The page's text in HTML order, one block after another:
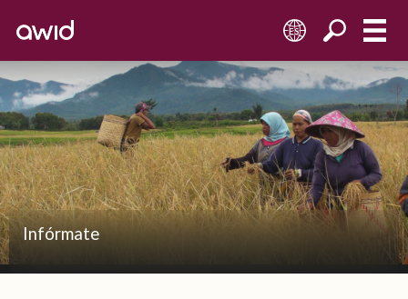
ES
Infórmate